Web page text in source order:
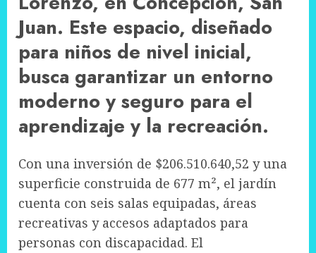
Juan. Este espacio, diseñado
para niños de nivel inicial,
busca garantizar un entorno
moderno y seguro para el
aprendizaje y la recreación.
Con una inversión de $206.510.640,52 y una
superficie construida de 677 m², el jardín
cuenta con seis salas equipadas, áreas
recreativas y accesos adaptados para
personas con discapacidad. El